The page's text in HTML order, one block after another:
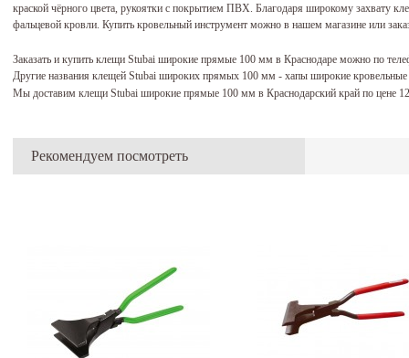
краской чёрного цвета, рукоятки с покрытием ПВХ. Благодаря широкому захвату
фальцевой кровли. Купить кровельный инструмент можно в нашем магазине или
Заказать и купить клещи Stubai широкие прямые 100 мм в Краснодаре можно по
Другие названия клещей Stubai широких прямых 100 мм - хапы широкие
Мы доставим клещи Stubai широкие прямые 100 мм в Краснодарский край по цене
Рекомендуем посмотреть